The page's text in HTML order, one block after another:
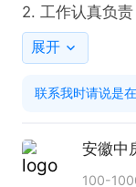
2. 工作认真负
展开
联系我时请说是
安徽中
100-